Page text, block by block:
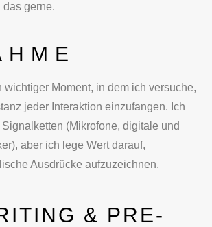
das gerne.
wichtiger Moment, in dem ich versuche,
jeder Interaktion einzufangen. Ich
(Mikrofone, digitale und
aber ich lege Wert darauf,
Ausdrücke aufzuzeichnen.
& PRE-